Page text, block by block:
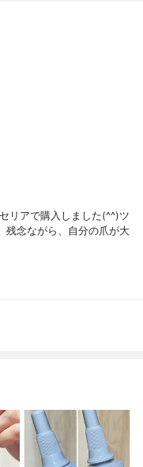
リアで購入しました(^^)ツ
残念ながら、自分の爪が大